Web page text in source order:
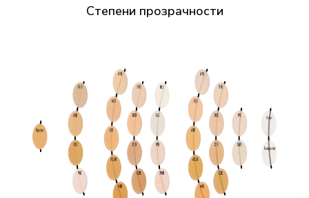
Степени прозрачности